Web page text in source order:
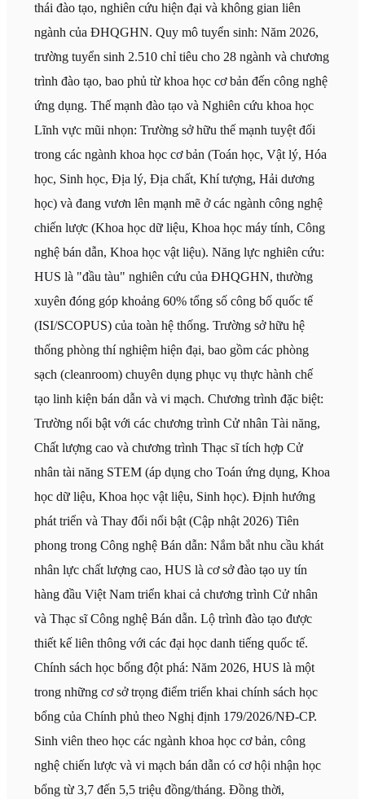
thái đào tạo, nghiên cứu hiện đại và không gian liên
ngành của ĐHQGHN. Quy mô tuyển sinh: Năm 2026,
trường tuyển sinh 2.510 chỉ tiêu cho 28 ngành và chương
trình đào tạo, bao phủ từ khoa học cơ bản đến công nghệ
ứng dụng. Thế mạnh đào tạo và Nghiên cứu khoa học
Lĩnh vực mũi nhọn: Trường sở hữu thế mạnh tuyệt đối
trong các ngành khoa học cơ bản (Toán học, Vật lý, Hóa
học, Sinh học, Địa lý, Địa chất, Khí tượng, Hải dương
học) và đang vươn lên mạnh mẽ ở các ngành công nghệ
chiến lược (Khoa học dữ liệu, Khoa học máy tính, Công
nghệ bán dẫn, Khoa học vật liệu). Năng lực nghiên cứu:
HUS là "đầu tàu" nghiên cứu của ĐHQGHN, thường
xuyên đóng góp khoảng 60% tổng số công bố quốc tế
(ISI/SCOPUS) của toàn hệ thống. Trường sở hữu hệ
thống phòng thí nghiệm hiện đại, bao gồm các phòng
sạch (cleanroom) chuyên dụng phục vụ thực hành chế
tạo linh kiện bán dẫn và vi mạch. Chương trình đặc biệt:
Trường nổi bật với các chương trình Cử nhân Tài năng,
Chất lượng cao và chương trình Thạc sĩ tích hợp Cử
nhân tài năng STEM (áp dụng cho Toán ứng dụng, Khoa
học dữ liệu, Khoa học vật liệu, Sinh học). Định hướng
phát triển và Thay đổi nổi bật (Cập nhật 2026) Tiên
phong trong Công nghệ Bán dẫn: Nắm bắt nhu cầu khát
nhân lực chất lượng cao, HUS là cơ sở đào tạo uy tín
hàng đầu Việt Nam triển khai cả chương trình Cử nhân
và Thạc sĩ Công nghệ Bán dẫn. Lộ trình đào tạo được
thiết kế liên thông với các đại học danh tiếng quốc tế.
Chính sách học bổng đột phá: Năm 2026, HUS là một
trong những cơ sở trọng điểm triển khai chính sách học
bổng của Chính phủ theo Nghị định 179/2026/NĐ-CP.
Sinh viên theo học các ngành khoa học cơ bản, công
nghệ chiến lược và vi mạch bán dẫn có cơ hội nhận học
bổng từ 3,7 đến 5,5 triệu đồng/tháng. Đồng thời,